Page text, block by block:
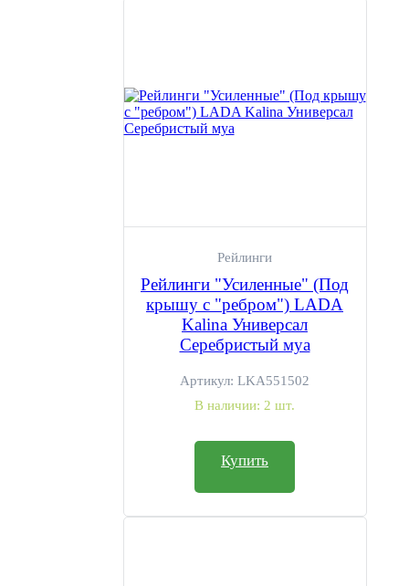
Рейлинги
Рейлинги "Усиленные" (Под
крышу с "ребром") LADA
Kalina Универсал
Серебристый муа
Артикул: LKA551502
В наличии: 2 шт.
Купить